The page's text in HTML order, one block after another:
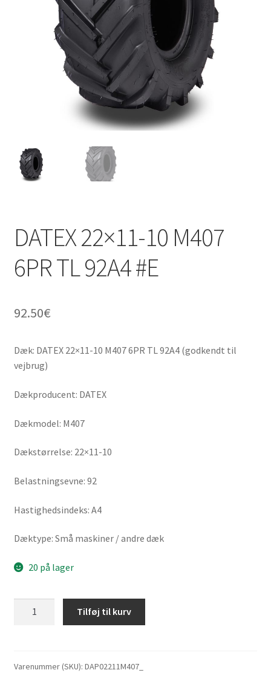
DATEX 22×11-10 M407
6PR TL 92A4 #E
92.50€
Dæk: DATEX 22×11-10 M407 6PR TL 92A4 (godkendt til
vejbrug)
Dækproducent: DATEX
Dækmodel: M407
Dækstørrelse: 22×11-10
Belastningsevne: 92
Hastighedsindeks: A4
Dæktype: Små maskiner / andre dæk
20 på lager
6PR
Tilføj til kurv
Varenummer (SKU): DAP02211M407_